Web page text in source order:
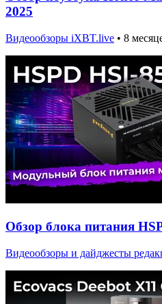
2025
Видеообзоры iXBT.live • 8
Обзор блока питания
Видеообзоры и дайджесты